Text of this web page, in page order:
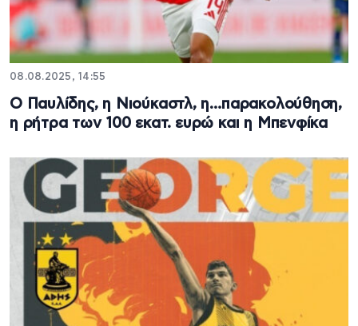
08.08.2025, 14:55
Ο Παυλίδης, η Νιούκαστλ, η…παρακολούθηση,
η ρήτρα των 100 εκατ. ευρώ και η Μπενφίκα